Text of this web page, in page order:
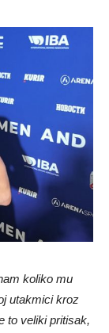
koliko mu
utakmici kroz
to veliki pritisak,